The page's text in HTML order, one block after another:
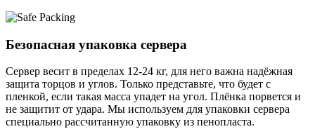
Безопасная упаковка сервера
Сервер весит в пределах 12-24 кг, для него важна надёжная
защита торцов и углов. Только представьте, что будет с
пленкой, если такая масса упадет на угол. Плёнка порвется и
не защитит от удара. Мы используем для упаковки сервера
специально расcчитанную упаковку из пенопласта.